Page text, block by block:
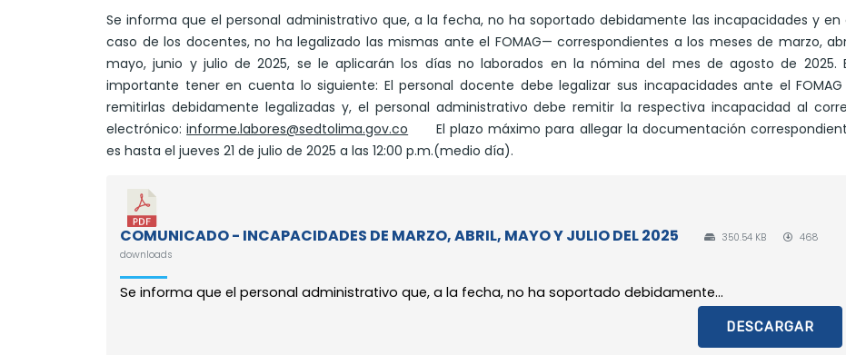
Se informa que el personal administrativo que, a la fecha, no ha soportado debidamente las incapacidades y en
caso de los docentes, no ha legalizado las mismas ante el FOMAG— correspondientes a los meses de marzo,
mayo, junio y julio de 2025, se le aplicarán los días no laborados en la nómina del mes de agosto de 2025.
importante tener en cuenta lo siguiente: El personal docente debe legalizar sus incapacidades ante el
remitirlas debidamente legalizadas y, el personal administrativo debe remitir la respectiva incapacidad al
electrónico:informe.labores@sedtolima.gov.co El plazo máximo para allegar la documentación
es hasta el jueves 21 de julio de 2025 a las 12:00 p.m.(medio día).
COMUNICADO - INCAPACIDADES DE MARZO, ABRIL, MAYO Y JULIO DEL 2025 350.54 KB
468
downloads
Se informa que el personal administrativo que, a la fecha, no ha soportado debidamente...
DESCARGAR